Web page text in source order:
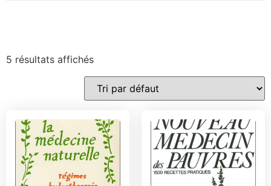
5 résultats affichés